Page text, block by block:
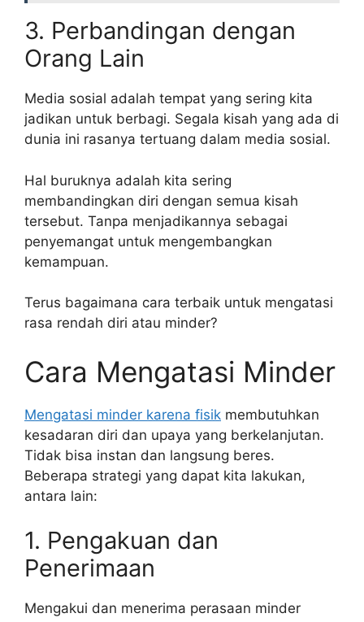
3. Perbandingan dengan
Orang Lain
Media sosial adalah tempat yang sering kita
jadikan untuk berbagi. Segala kisah yang ada di
dunia ini rasanya tertuang dalam media sosial.
Hal buruknya adalah kita sering
membandingkan diri dengan semua kisah
tersebut. Tanpa menjadikannya sebagai
penyemangat untuk mengembangkan
kemampuan.
Terus bagaimana cara terbaik untuk mengatasi
rasa rendah diri atau minder?
Cara Mengatasi Minder
Mengatasi minder karena fisik membutuhkan
kesadaran diri dan upaya yang berkelanjutan.
Tidak bisa instan dan langsung beres.
Beberapa strategi yang dapat kita lakukan,
antara lain:
1. Pengakuan dan
Penerimaan
Mengakui dan menerima perasaan minder